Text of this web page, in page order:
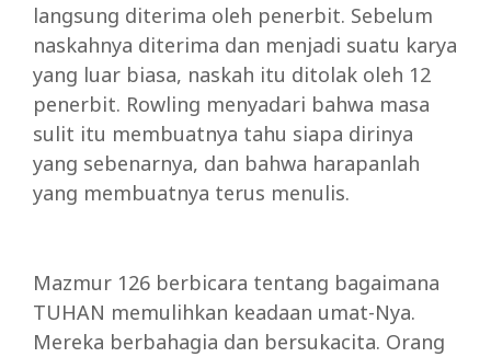
langsung diterima oleh penerbit. Sebelum
naskahnya diterima dan menjadi suatu karya
yang luar biasa, naskah itu ditolak oleh 12
penerbit. Rowling menyadari bahwa masa
sulit itu membuatnya tahu siapa dirinya
yang sebenarnya, dan bahwa harapanlah
yang membuatnya terus menulis.
Mazmur 126 berbicara tentang bagaimana
TUHAN memulihkan keadaan umat-Nya.
Mereka berbahagia dan bersukacita. Orang